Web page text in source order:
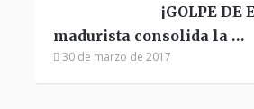
¡GOLPE DE
madurista consolida la …
30 de marzo de 2017